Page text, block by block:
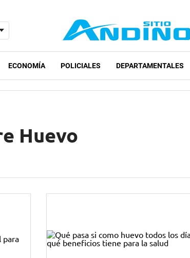
ECONOMÍA POLICIALES DEPARTAMENTALES
Huevo